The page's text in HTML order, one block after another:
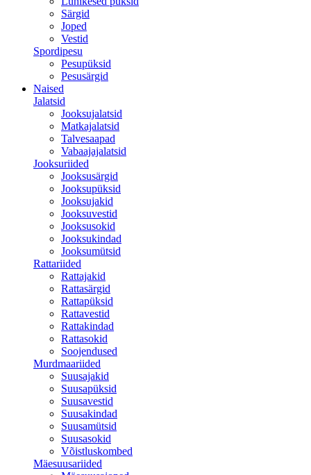
Särgid
Joped
Vestid
Spordipesu
Pesupüksid
Pesusärgid
Naised
Jalatsid
Jooksujalatsid
Matkajalatsid
Talvesaapad
Vabaajajalatsid
Jooksuriided
Jooksusärgid
Jooksupüksid
Jooksujakid
Jooksuvestid
Jooksusokid
Jooksukindad
Jooksumütsid
Rattariided
Rattajakid
Rattasärgid
Rattapüksid
Rattavestid
Rattakindad
Rattasokid
Soojendused
Murdmaariided
Suusajakid
Suusapüksid
Suusavestid
Suusakindad
Suusamütsid
Suusasokid
Võistluskombed
Mäesuusariided